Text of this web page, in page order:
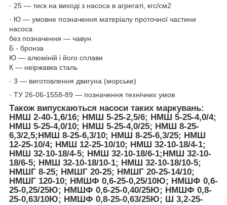
· 25 — тиск на виході з насоса в агрегаті, кгс/см2
· Ю — умовне позначення матеріалу проточної частини
насоса
без позначення — чавун
Б - бронза
Ю — алюміній і його сплави
К — неіржавка сталь
· 3 — виготовлення двигуна (морське)
· ТУ 26-06-1558-89 — позначення технічних умов
Також випускаються насоси таких маркувань:
НМШ 2-40-1,6/16; НМШ 5-25-2,5/6; НМШ 5-25-4,0/4;
НМШ 5-25-4,0/10; НМШ 5-25-4,0/25; НМШ 8-25-
6,3/2,5;НМШ 8-25-6,3/10; НМШ 8-25-6,3/25; НМШ
12-25-10/4; НМШ 12-25-10/10; НМШ 32-10-18/4-1;
НМШ 32-10-18/4-5; НМШ 32-10-18/6-1;НМШ 32-10-
18/6-5; НМШ 32-10-18/10-1; НМШ 32-10-18/10-5;
НМШГ 8-25; НМШГ 20-25; НМШГ 20-25-14/10;
НМШГ 120-10; НМШФ 0,6-25-0,25/10Ю; НМШФ 0,6-
25-0,25/25Ю; НМШФ 0,6-25-0,40/25Ю; НМШФ 0,8-
25-0,63/10Ю; НМШФ 0,8-25-0,63/25Ю; Ш 3,2-25-